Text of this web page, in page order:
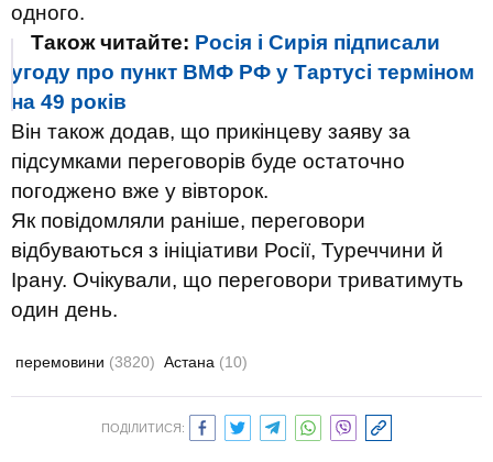
одного.
Також читайте: Росія і Сирія підписали
угоду про пункт ВМФ РФ у Тартусі терміном
на 49 років
Він також додав, що прикінцеву заяву за
підсумками переговорів буде остаточно
погоджено вже у вівторок.
Як повідомляли раніше, переговори
відбуваються з ініціативи Росії, Туреччини й
Ірану. Очікували, що переговори триватимуть
один день.
перемовини (3820) Астана (10)
ПОДІЛИТИСЯ: